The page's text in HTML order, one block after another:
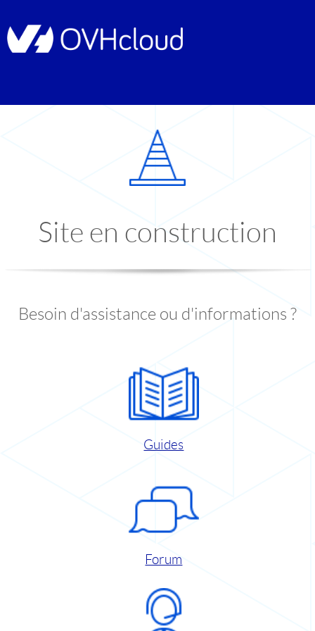
Site en construction
Besoin d'assistance ou d'informations ?
Guides
Forum